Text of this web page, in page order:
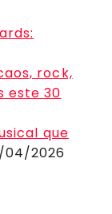
rock,
este 30
que
2026